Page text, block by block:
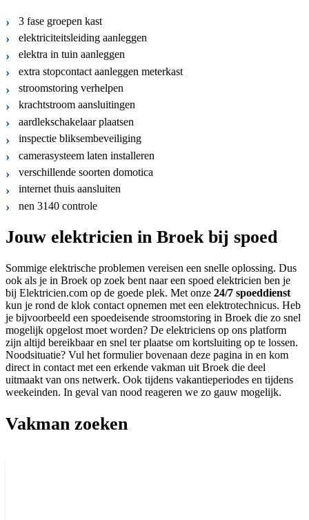
3 fase groepen kast
elektriciteitsleiding aanleggen
elektra in tuin aanleggen
extra stopcontact aanleggen meterkast
stroomstoring verhelpen
krachtstroom aansluitingen
aardlekschakelaar plaatsen
inspectie bliksembeveiliging
camerasysteem laten installeren
verschillende soorten domotica
internet thuis aansluiten
nen 3140 controle
Jouw elektricien in Broek bij spoed
Sommige elektrische problemen vereisen een snelle oplossing. Dus
ook als je in Broek op zoek bent naar een spoed elektricien ben je
bij Elektricien.com op de goede plek. Met onze 24/7 spoeddienst
kun je rond de klok contact opnemen met een elektrotechnicus. Heb
je bijvoorbeeld een spoedeisende stroomstoring in Broek die zo snel
mogelijk opgelost moet worden? De elektriciens op ons platform
zijn altijd bereikbaar en snel ter plaatse om kortsluiting op te lossen.
Noodsituatie? Vul het formulier bovenaan deze pagina in en kom
direct in contact met een erkende vakman uit Broek die deel
uitmaakt van ons netwerk. Ook tijdens vakantieperiodes en tijdens
weekeinden. In geval van nood reageren we zo gauw mogelijk.
Vakman zoeken